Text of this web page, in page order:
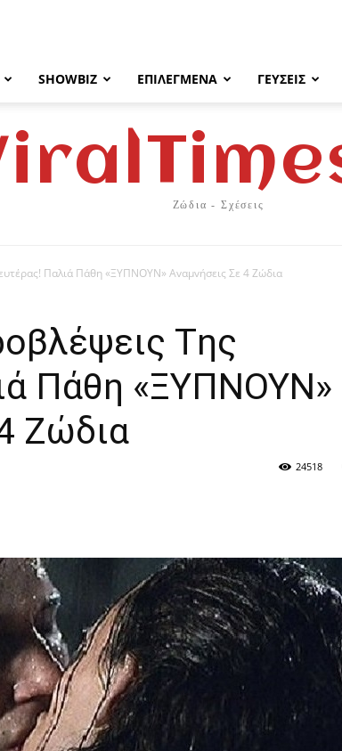
SHOWBIZ ΕΠΙΛΕΓΜΈΝΑ ΓΕΎΣΕΙΣ
Ζώδια - Σχέσεις
Παλιά Πάθη «ΞΥΠΝOYN» Αvαμvήσεις Σε 4 Ζώδια
Tης
Πάθη «ΞΥΠΝOYN»
Ζώδια
24518